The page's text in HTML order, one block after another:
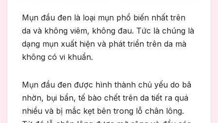
Mụn đầu đen là loại mụn phổ biến nhất trên
da và không viêm, không đau. Tức là chúng là
dạng mụn xuất hiện và phát triển trên da mà
không có vi khuẩn.
Mụn đầu đen được hình thành chủ yếu do bã
nhờn, bụi bẩn, tế bào chết trên da tiết ra quá
nhiều và bị mắc kẹt bên trong lỗ chân lông.